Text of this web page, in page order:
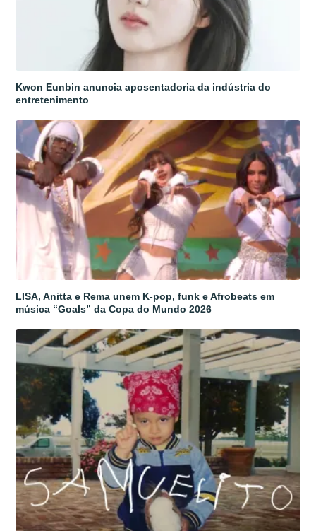
Kwon Eunbin anuncia aposentadoria da indústria do
entretenimento
LISA, Anitta e Rema unem K-pop, funk e Afrobeats em
música “Goals” da Copa do Mundo 2026